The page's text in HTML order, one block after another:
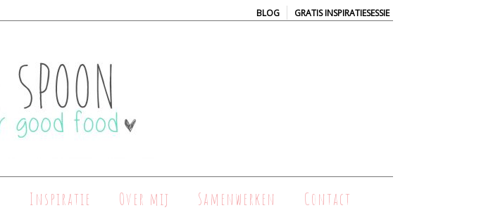
BLOG | GRATIS INSPIRATIESESSIE
Inspiratie Over mij Samenwerken Contact